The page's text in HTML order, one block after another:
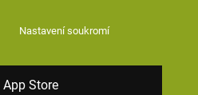
Nastavení soukromí
App Store